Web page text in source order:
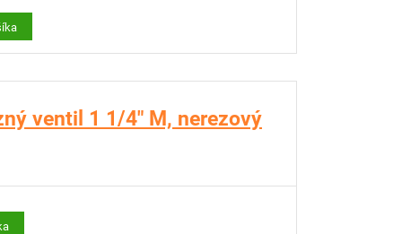
ventil 1 1/4" M, nerezový